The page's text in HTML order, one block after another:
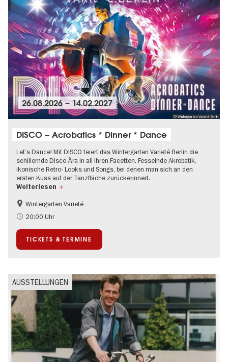
© Wintergarten Varieté Berlin
26.08.2026–14.02.2027
DISCO – Acrobatics * Dinner * Dance
Let’s Dance! Mit DISCO feiert das Wintergarten Varieté Berlin die
schillernde Disco-Ära in all ihren Facetten. Fesselnde Akrobatik,
ikonische Retro- Looks und Songs, bei denen man sich an den
ersten Kuss auf der Tanzfläche zurückerinnert.
Weiterlesen
Food
Kultursommer
Wintergarten Varieté
20:00 Uhr
TICKETS & TERMINE
AUSSTELLUNGEN